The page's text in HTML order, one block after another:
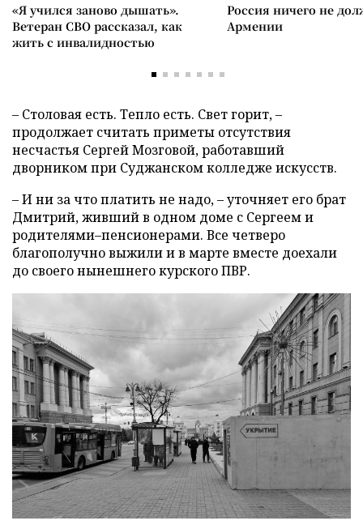
«Я учился заново дышать».
Ветеран СВО рассказал, как
жить с инвалидностью
Россия ничего не
Армении
– Столовая есть. Тепло есть. Свет горит, –
продолжает считать приметы отсутствия
несчастья Сергей Мозговой, работавший
дворником при Суджанском колледже искусств.
– И ни за что платить не надо, – уточняет его брат
Дмитрий, живший в одном доме с Сергеем и
родителями–пенсионерами. Все четверо
благополучно выжили и в марте вместе доехали
до своего нынешнего курского ПВР.